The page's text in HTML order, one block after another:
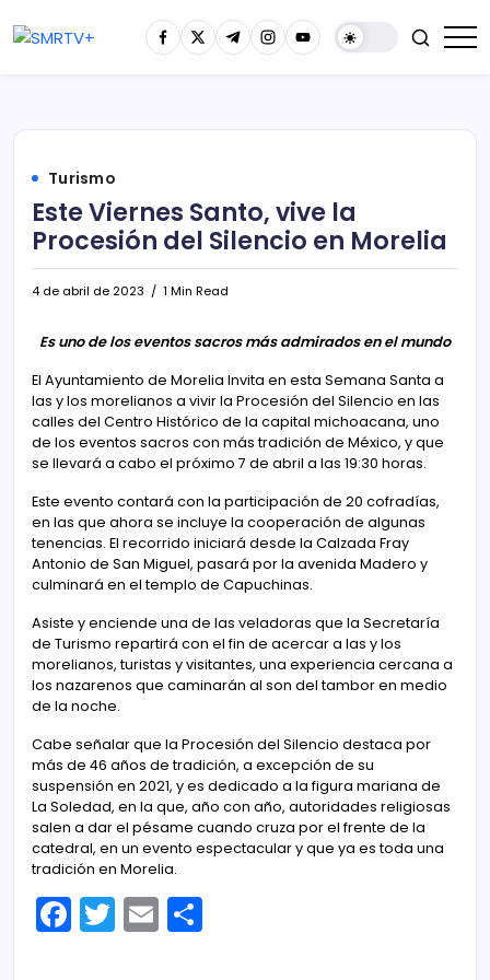
Turismo
Este Viernes Santo, vive la
Procesión del Silencio en Morelia
4 de abril de 2023 1 Min Read
Es uno de los eventos sacros más admirados en el mundo
El Ayuntamiento de Morelia Invita en esta Semana Santa a
las y los morelianos a vivir la Procesión del Silencio en las
calles del Centro Histórico de la capital michoacana, uno
de los eventos sacros con más tradición de México, y que
se llevará a cabo el próximo 7 de abril a las 19:30 horas.
Este evento contará con la participación de 20 cofradías,
en las que ahora se incluye la cooperación de algunas
tenencias. El recorrido iniciará desde la Calzada Fray
Antonio de San Miguel, pasará por la avenida Madero y
culminará en el templo de Capuchinas.
Asiste y enciende una de las veladoras que la Secretaría
de Turismo repartirá con el fin de acercar a las y los
morelianos, turistas y visitantes, una experiencia cercana a
los nazarenos que caminarán al son del tambor en medio
de la noche.
Cabe señalar que la Procesión del Silencio destaca por
más de 46 años de tradición, a excepción de su
suspensión en 2021, y es dedicado a la figura mariana de
La Soledad, en la que, año con año, autoridades religiosas
salen a dar el pésame cuando cruza por el frente de la
catedral, en un evento espectacular y que ya es toda una
tradición en Morelia.
F
a
T
w
E
m